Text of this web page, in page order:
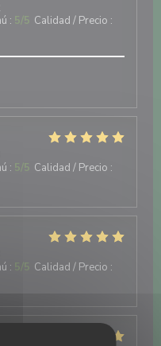
: 5/5 Calidad / Precio :
: 5/5 Calidad / Precio :
: 5 /5 Calidad / Precio :